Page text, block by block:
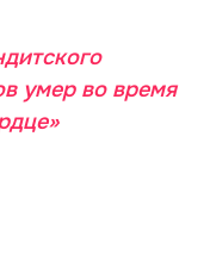
умер во время